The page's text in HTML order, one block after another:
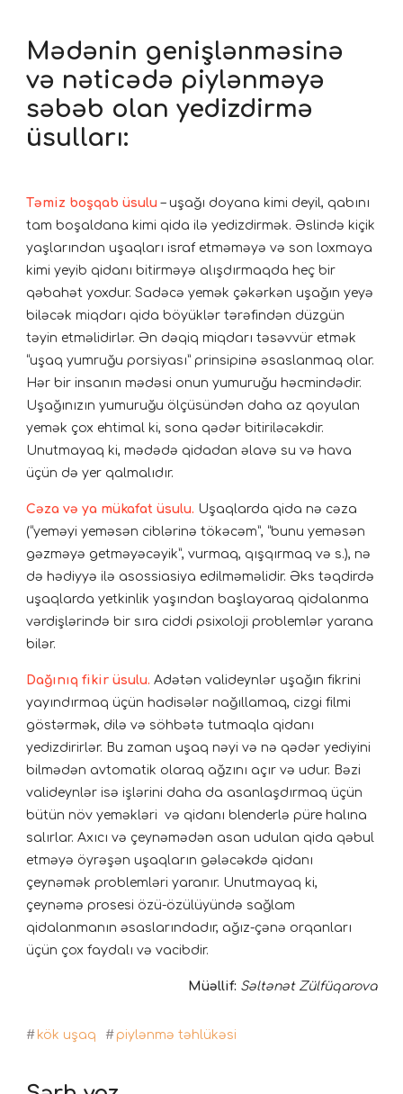
Mədənin genişlənməsinə
və nəticədə piylənməyə
səbəb olan yedizdirmə
üsulları:
Təmiz boşqab üsulu – uşağı doyana kimi deyil, qabını
tam boşaldana kimi qida ilə yedizdirmək. Əslində kiçik
yaşlarından uşaqları israf etməməyə və son loxmaya
kimi yeyib qidanı bitirməyə alışdırmaqda heç bir
qəbahət yoxdur. Sadəcə yemək çəkərkən uşağın yeyə
biləcək miqdarı qida böyüklər tərəfindən düzgün
təyin etməlidirlər. Ən dəqiq miqdarı təsəvvür etmək
“uşaq yumruğu porsiyası” prinsipinə əsaslanmaq olar.
Hər bir insanın mədəsi onun yumuruğu həcmindədir.
Uşağınızın yumuruğu ölçüsündən daha az qoyulan
yemək çox ehtimal ki, sona qədər bitiriləcəkdir.
Unutmayaq ki, mədədə qidadan əlavə su və hava
üçün də yer qalmalıdır.
Cəza və ya mükafat üsulu. Uşaqlarda qida nə cəza
(“yeməyi yeməsən ciblərinə tökəcəm”, “bunu yeməsən
gəzməyə getməyəcəyik”, vurmaq, qışqırmaq və s.), nə
də hədiyyə ilə asossiasiya edilməməlidir. Əks təqdirdə
uşaqlarda yetkinlik yaşından başlayaraq qidalanma
vərdişlərində bir sıra ciddi psixoloji problemlər yarana
bilər.
Dağınıq fikir üsulu. Adətən valideynlər uşağın fikrini
yayındırmaq üçün hadisələr nağıllamaq, cizgi filmi
göstərmək, dilə və söhbətə tutmaqla qidanı
yedizdirirlər. Bu zaman uşaq nəyi və nə qədər yediyini
bilmədən avtomatik olaraq ağzını açır və udur. Bəzi
valideynlər isə işlərini daha da asanlaşdırmaq üçün
bütün növ yeməkləri və qidanı blenderlə püre halına
salırlar. Axıcı və çeynəmədən asan udulan qida qəbul
etməyə öyrəşən uşaqların gələcəkdə qidanı
çeynəmək problemləri yaranır. Unutmayaq ki,
çeynəmə prosesi özü-özülüyündə sağlam
qidalanmanın əsaslarındadır, ağız-çənə orqanları
üçün çox faydalı və vacibdir.
Müəllif: Səltənət Zülfüqarova
# kök uşaq # piylənmə təhlükəsi